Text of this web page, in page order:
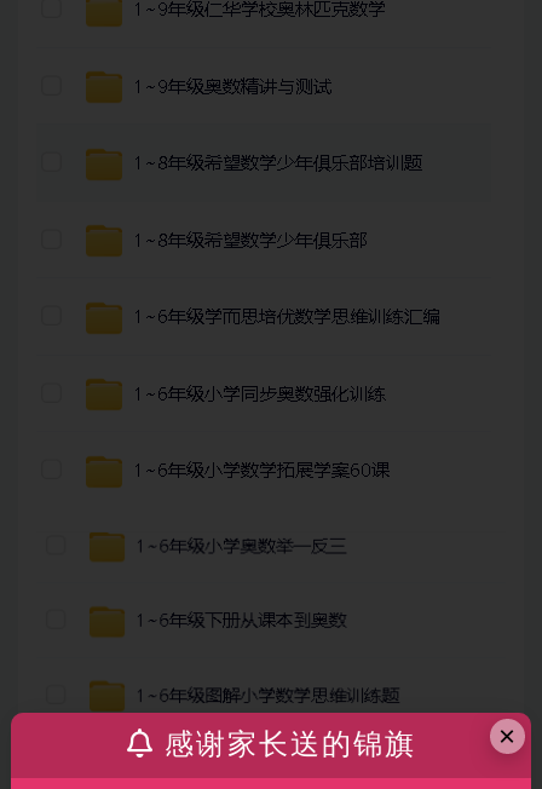
×
感谢家长送的锦旗